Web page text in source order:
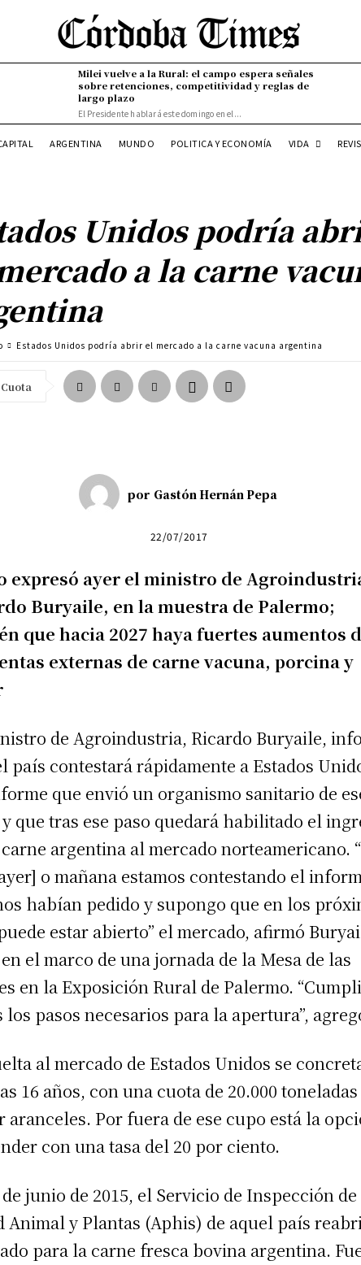
Milei vuelve a la Rural: el campo espera señales
sobre retenciones, competitividad y reglas de
largo plazo
El Presidente hablará este domingo en el...
ARGENTINA MUNDO POLITICA Y ECONOMÍA VIDA
Unidos podría
a la carne
Estados Unidos podría abrir el mercado a la carne vacuna argentina
Cuota
por Gastón Hernán Pepa
22/07/2017
expresó ayer el ministro de
Buryaile, en la muestra de Palermo;
que hacia 2027 haya fuertes aumentos
externas de carne vacuna, porcina y
de Agroindustria, Ricardo Buryaile,
país contestará rápidamente a Estados
que envió un organismo sanitario de
que tras ese paso quedará habilitado el
argentina al mercado norteamericano.
o mañana estamos contestando el
habían pedido y supongo que en los
estar abierto” el mercado, afirmó
el marco de una jornada de la Mesa de las
en la Exposición Rural de Palermo.
los pasos necesarios para la apertura”,
al mercado de Estados Unidos se
16 años, con una cuota de 20.000
aranceles. Por fuera de ese cupo está la
con una tasa del 20 por ciento.
junio de 2015, el Servicio de Inspección de
Animal y Plantas (Aphis) de aquel país
para la carne fresca bovina argentina.